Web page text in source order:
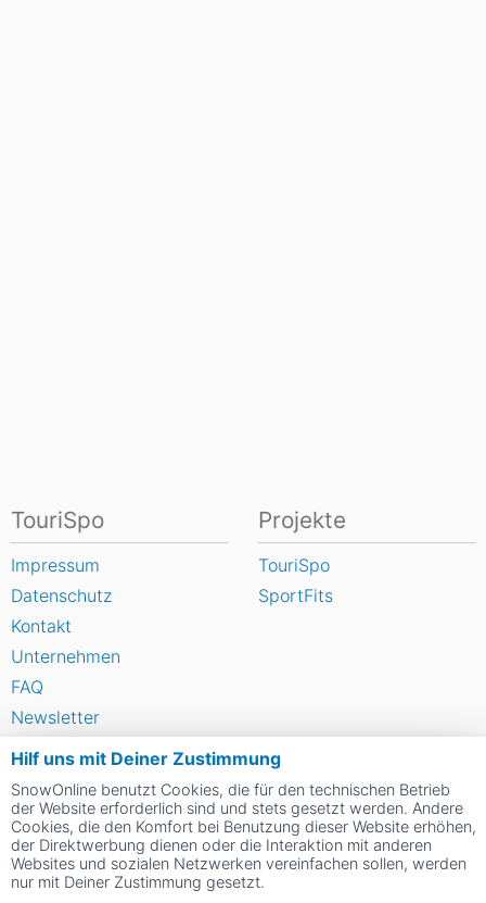
Hilf uns mit Deiner Zustimmung
SnowOnline benutzt Cookies, die für den technischen Betrieb
der Website erforderlich sind und stets gesetzt werden. Andere
Cookies, die den Komfort bei Benutzung dieser Website erhöhen,
der Direktwerbung dienen oder die Interaktion mit anderen
Websites und sozialen Netzwerken vereinfachen sollen, werden
nur mit Deiner Zustimmung gesetzt.
TouriSpo
Impressum
Datenschutz
Kontakt
Unternehmen
FAQ
Newsletter
Widget
Umfragen
Skigebiet bewerten
Projekte
TouriSpo
SportFits
Social Web